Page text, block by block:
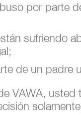
por parte
sufriendo
de un padre
VAWA,